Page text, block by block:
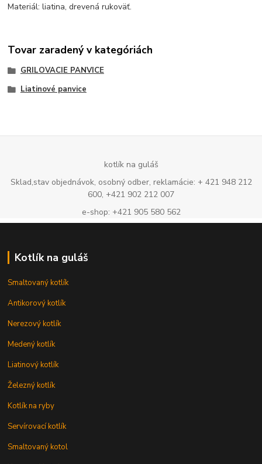
Materiál: liatina, drevená rukoväť.
Tovar zaradený v kategóriách
GRILOVACIE PANVICE
Liatinové panvice
kotlík na guláš
Sklad,stav objednávok, osobný odber, reklamácie: + 421 948 212
600, +421 902 212 007
e-shop: +421 905 580 562
Kotlík na guláš
Smaltovaný kotlík
Antikorový kotlík
Nerezový kotlík
Medený kotlík
Liatinový kotlík
Železný kotlík
Kotlík na ryby
Servírovací kotlík
Smaltovaný kotol